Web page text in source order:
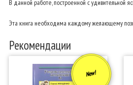
В данной работе, построенной с удивительной
Эта книга необходима каждому желающему
Рекомендации
New!